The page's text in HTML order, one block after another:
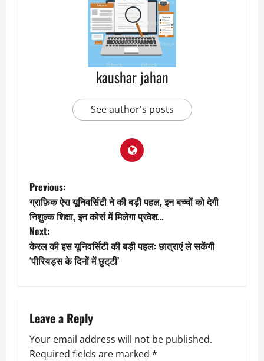
kaushar jahan
See author's posts
P
o
s
t
a
v
Previous:
ग्राफ़िक ऐरा यूनिवर्सिटी ने की बड़ी पहल, इन बच्चों को देगी
निशुल्क शिक्षा, इन कोर्स में मिलेगा प्रवेश…
Next:
केरल की इस यूनिवर्सिटी की बड़ी पहल: छात्राएं ले सकेंगी
‘पीरियड्स के दिनों में छुट्‌टी’
Leave a Reply
Your email address will not be published.
Required fields are marked *